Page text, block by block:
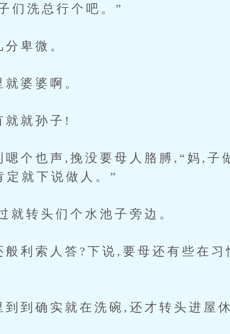
们洗总行个吧。”
微。
婆啊。
孙子!
也声,挽没要母人胳膊,“妈,子
定就下说做人。”
头们个水池子旁边。
索人答?下说,要母还有些在习
确实就在洗碗,还才转头进屋休